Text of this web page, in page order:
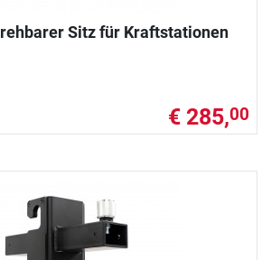
Sitz für Kraftstationen
€ 285,00